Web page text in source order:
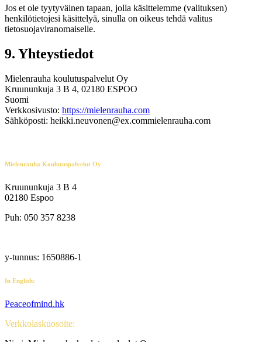
Jos et ole tyytyväinen tapaan, jolla käsittelemme (valituksen)
henkilötietojesi käsittelyä, sinulla on oikeus tehdä valitus
tietosuojaviranomaiselle.
9. Yhteystiedot
Mielenrauha koulutuspalvelut Oy
Kruununkuja 3 B 4, 02180 ESPOO
Suomi
Verkkosivusto: https://mielenrauha.com
Sähköposti: heikki.neuvonen@ex.commielenrauha.com
Mielenrauha Koulutuspalvelut Oy
Kruununkuja 3 B 4
02180 Espoo
Puh: 050 357 8238
y-tunnus: 1650886-1
In English:
Peaceofmind.hk
Verkkolaskuosoite: